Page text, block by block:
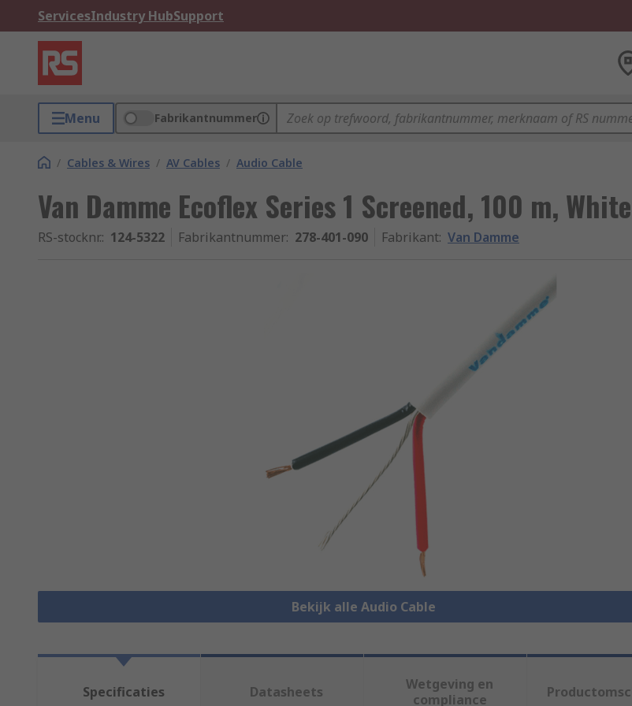
ServicesIndustry HubSupport
Menu Fabrikantnummer
/ Cables & Wires / AV Cables / Audio Cable
Van Damme Ecoflex Series 1 Screened, 100 m, White
RS-stocknr.: 124-5322 Fabrikantnummer: 278-401-090 Fabrikant: Van Damme
Bekijk alle Audio Cable
Specificaties Datasheets
Wetgeving en
compliance